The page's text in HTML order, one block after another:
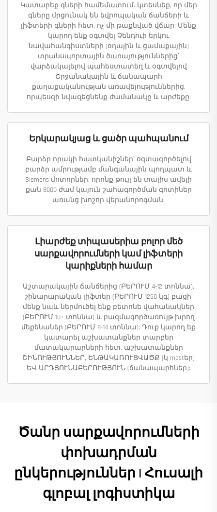
Կատարեք գների համեմատում. կտեսնեք, որ մեր
գները մրցունակ են եվրոպական ճանճերի և
լիֆտերի գների հետ. ոչ մի թաքնված վճար: Մենք
կարող ենք օգտվել Չենդուի երկու
նավահանգիստների (օդային և ցամաքային)
տրանսպորտային ծառայություններից՝
վարձակալելով պահեստատեղ և օգտվելով
Շրջանակային և ճանապարհ
քաղաքականության առավելություններից,
որպեսզի նվազեցնենք ժամանակը և արժեքը:
Երկարակյաց և ցածր պահպանում
Բարձր որակի հատկանիշներ՝ օգտագործելով
բարձր ամրությամբ մանգանային պողպատ և
Siemens մոտորներ, որոնք թույլ են տալիս ավելի
քան 8000 ժամ կայուն շահագործման գոտիներ
առանց խոշոր վերանորոգման:
Լիարժեք տիպասերիա բոլոր մեծ
սարքավորումների կամ լիֆտերի
կարիքների համար
Աշտարակային ճանճերից (ԲԵՐՈՒՄ 4-12 տոննա),
շինարարական լիֆտեր (ԲԵՐՈՒՄ 1250 կգ) բացի,
մենք նաև ներմուծել ենք բետոնե վահանակներ
(ԲԵՐՈՒՄ 10+ տոննա) և բազմագործառույթ խրող
մեքենաներ (ԲԵՐՈՒՄ 8-14 տոննա): Դուք կարող եք
կատարել աշխատանքներ տարբեր
մատակարարների հետ. աշխատանքներ
ՇԻՆՈՒԹՅՈՒՆՆԵՐ, ԵՆԹԱԿԱՌՈՒՑՎԱԾՔ (կ mostեր)
ԵՎ ԱՐԴՅՈՒՆԱԲԵՐՈՒԹՅՈՒՆ (ճանապարհներ):
Ծանր սարքավորումների
փոխադրման
ընկերություններ | Հուսալի
գլոբալ լոգիստիկա